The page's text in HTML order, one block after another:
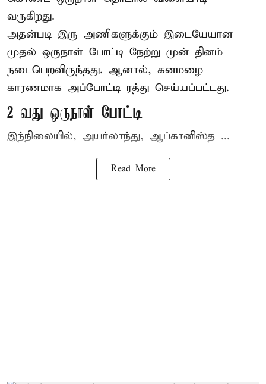
வருகிறது.
அதன்படி இரு அணிகளுக்கும் இடையேயான
முதல் ஒருநாள் போட்டி நேற்று முன் தினம்
நடைபெறவிருந்தது. ஆனால், கனமழை
காரணமாக அப்போட்டி ரத்து செய்யப்பட்டது.
2 வது ஒருநாள் போட்டி
இந்நிலையில், அயர்லாந்து, ஆப்கானிஸ்த ...
Read More